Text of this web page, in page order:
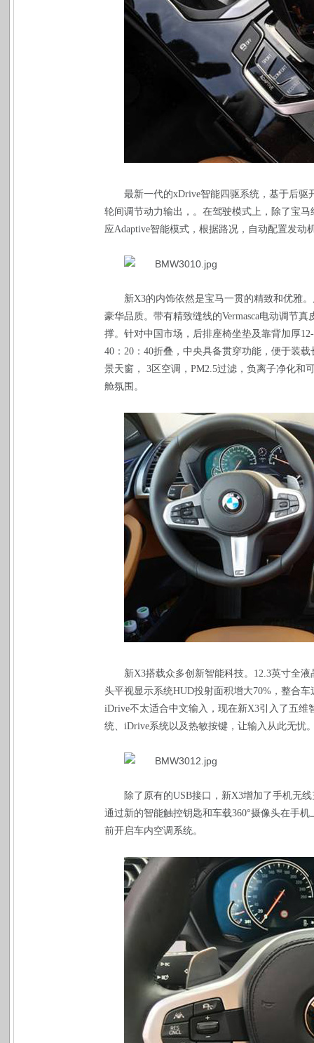
最新一代的xDrive智能四驱系统，基于后驱
轮间调节动力输出，。在驾驶模式上，除了宝马
应Adaptive智能模式，根据路况，自动配置发动
新X3的内饰依然是宝马一贯的精致和优雅
豪华品质。带有精致缝线的Vermasca电动调节真
撑。针对中国市场，后排座椅坐垫及靠背加厚
40 ： 20 ： 40折叠，中央具备贯穿功能，便于装载
景天窗，
3 区空调， PM2.5过滤，负离子净化和
舱氛围。
新X3搭载众多创新智能科技。 12.3英寸全液
头平视显示系统HUD投射面积增大70% ，整合
iDrive不太适合中文输入，现在新X3引入了五维
统、 iDrive系统以及热敏按键，让输入从此无忧
除了原有的USB接口，新X3增加了手机无
通过新的智能触控钥匙和车载360°摄像头在手机
前开启车内空调系统。